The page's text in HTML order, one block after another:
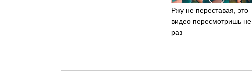
Ржу не переставая, это
видео пересмотришь не
раз